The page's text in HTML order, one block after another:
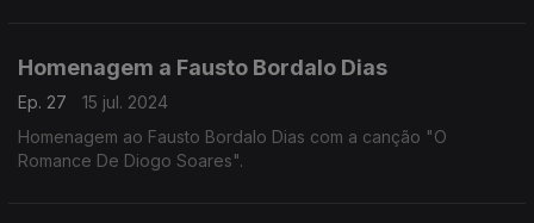
Homenagem a Fausto Bordalo Dias
Ep. 27
15 jul. 2024
Homenagem ao Fausto Bordalo Dias com a canção "O
Romance De Diogo Soares".